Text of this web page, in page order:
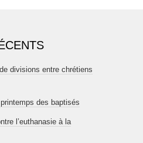
divisions entre chrétiens
des baptisés
l’euthanasie à la